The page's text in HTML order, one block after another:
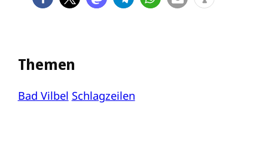
Themen
Bad Vilbel Schlagzeilen